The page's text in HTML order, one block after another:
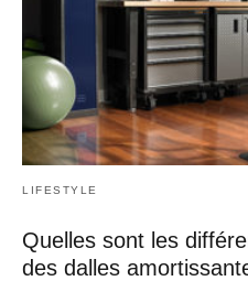
LIFESTYLE
Quelles sont les
des dalles